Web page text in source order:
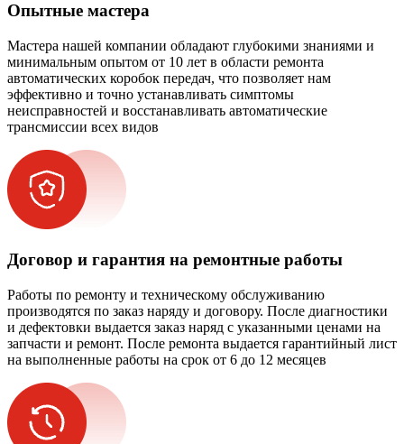
Опытные мастера
Мастера нашей компании обладают глубокими знаниями и
минимальным опытом от 10 лет в области ремонта
автоматических коробок передач, что позволяет нам
эффективно и точно устанавливать симптомы
неисправностей и восстанавливать автоматические
трансмиссии всех видов
Договор и гарантия на ремонтные работы
Работы по ремонту и техническому обслуживанию
производятся по заказ наряду и договору. После диагностики
и дефектовки выдается заказ наряд с указанными ценами на
запчасти и ремонт. После ремонта выдается гарантийный лист
на выполненные работы на срок от 6 до 12 месяцев